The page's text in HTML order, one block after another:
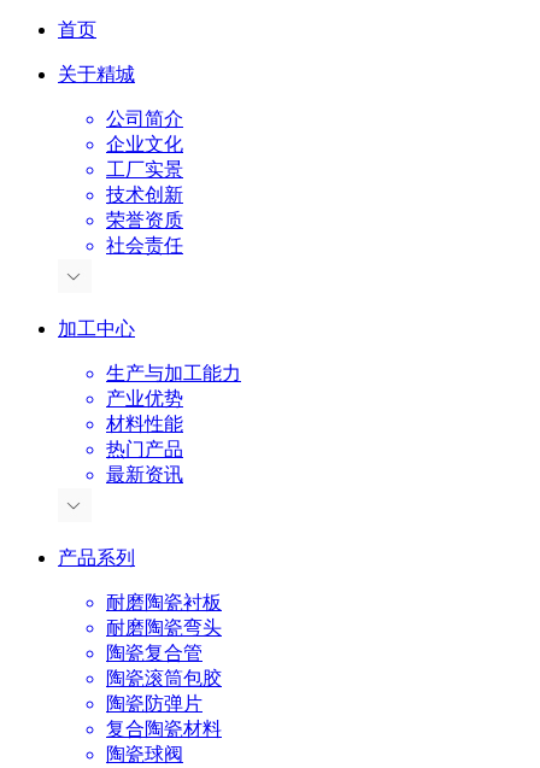
首页
关于精城
公司简介
企业文化
工厂实景
技术创新
荣誉资质
社会责任
加工中心
生产与加工能力
产业优势
材料性能
热门产品
最新资讯
产品系列
耐磨陶瓷衬板
耐磨陶瓷弯头
陶瓷复合管
陶瓷滚筒包胶
陶瓷防弹片
复合陶瓷材料
陶瓷球阀